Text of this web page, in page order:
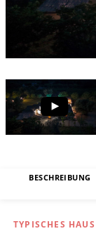
BESCHREIBUNG
TYPISCHES HAUS